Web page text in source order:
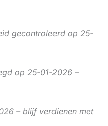
gecontroleerd op 25-
op 25-01-2026 –
– blijf verdienen met